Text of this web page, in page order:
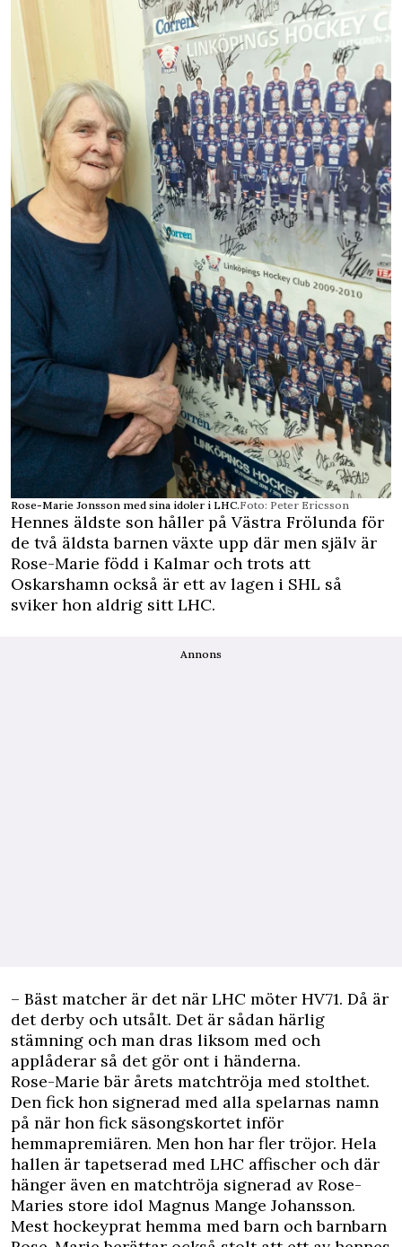
Rose-Marie Jonsson med sina idoler i LHC.Foto: Peter Ericsson
Hennes äldste son håller på Västra Frölunda för
de två äldsta barnen växte upp där men själv är
Rose-Marie född i Kalmar och trots att
Oskarshamn också är ett av lagen i SHL så
sviker hon aldrig sitt LHC.
Annons
– Bäst matcher är det när LHC möter HV71. Då är
det derby och utsålt. Det är sådan härlig
stämning och man dras liksom med och
applåderar så det gör ont i händerna.
Rose-Marie bär årets matchtröja med stolthet.
Den fick hon signerad med alla spelarnas namn
på när hon fick säsongskortet inför
hemmapremiären. Men hon har fler tröjor. Hela
hallen är tapetserad med LHC affischer och där
hänger även en matchtröja signerad av Rose-
Maries store idol Magnus Mange Johansson.
Mest hockeyprat hemma med barn och barnbarn